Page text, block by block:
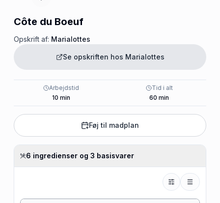
Côte du Boeuf
Opskrift af: Marialottes
Se opskriften hos Marialottes
Arbejdstid
10 min
Tid i alt
60 min
Føj til madplan
6 ingredienser og 3 basisvarer